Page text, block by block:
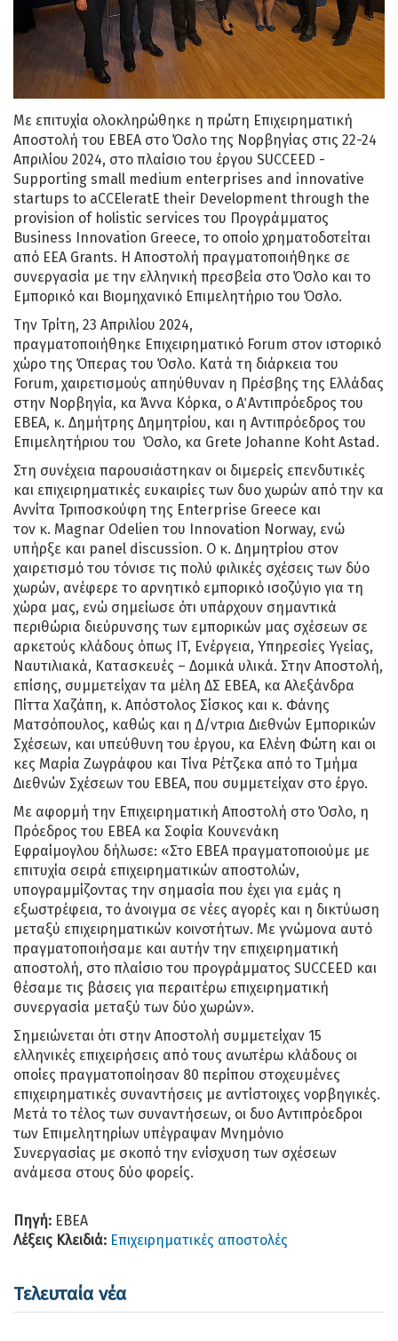
Με επιτυχία ολοκληρώθηκε η πρώτη Επιχειρηματική
Αποστολή του ΕΒΕΑ στο Όσλο της Νορβηγίας στις 22-24
Απριλίου 2024, στο πλαίσιο του έργου SUCCEED -
Supporting small medium enterprises and innovative
startups to aCCEleratE their Development through the
provision of holistic services του Προγράμματος
Business Innovation Greece, το οποίο χρηματοδοτείται
από EEA Grants. Η Αποστολή πραγματοποιήθηκε σε
συνεργασία με την ελληνική πρεσβεία στο Όσλο και το
Εμπορικό και Βιομηχανικό Επιμελητήριο του Όσλο.
Την Τρίτη, 23 Απριλίου 2024,
πραγματοποιήθηκε Επιχειρηματικό Forum στον ιστορικό
χώρο της Όπερας του Όσλο. Κατά τη διάρκεια του
Forum, χαιρετισμούς απηύθυναν η Πρέσβης της Ελλάδας
στην Νορβηγία, κα Άννα Κόρκα, ο Α΄ Αντιπρόεδρος του
ΕΒΕΑ, κ. Δημήτρης Δημητρίου, και η Αντιπρόεδρος του
Επιμελητήριου του Όσλο, κα Grete Johanne Koht Astad.
Στη συνέχεια παρουσιάστηκαν οι διμερείς επενδυτικές
και επιχειρηματικές ευκαιρίες των δυο χωρών από την κα
Αννίτα Τριποσκούφη της Enterprise Greece και
τον κ. Magnar Οdelien του Innovation Norway, ενώ
υπήρξε και panel discussion. Ο κ. Δημητρίου στον
χαιρετισμό του τόνισε τις πολύ φιλικές σχέσεις των δύο
χωρών, ανέφερε το αρνητικό εμπορικό ισοζύγιο για τη
χώρα μας, ενώ σημείωσε ότι υπάρχουν σημαντικά
περιθώρια διεύρυνσης των εμπορικών μας σχέσεων σε
αρκετούς κλάδους όπως IT, Ενέργεια, Υπηρεσίες Υγείας,
Ναυτιλιακά, Κατασκευές – Δομικά υλικά. Στην Αποστολή,
επίσης, συμμετείχαν τα μέλη ΔΣ ΕΒΕΑ, κα Αλεξάνδρα
Πίττα Χαζάπη, κ. Απόστολος Σίσκος και κ. Φάνης
Ματσόπουλος, καθώς και η Δ/ντρια Διεθνών Εμπορικών
Σχέσεων, και υπεύθυνη του έργου, κα Ελένη Φώτη και οι
κες Μαρία Ζωγράφου και Τίνα Ρέτζεκα από το Τμήμα
Διεθνών Σχέσεων του ΕΒΕΑ, που συμμετείχαν στο έργο.
Με αφορμή την Επιχειρηματική Αποστολή στο Όσλο, η
Πρόεδρος του ΕΒΕΑ κα Σοφία Κουνενάκη
Εφραίμογλου δήλωσε: «Στο ΕΒΕΑ πραγματοποιούμε με
επιτυχία σειρά επιχειρηματικών αποστολών,
υπογραμμίζοντας την σημασία που έχει για εμάς η
εξωστρέφεια, το άνοιγμα σε νέες αγορές και η δικτύωση
μεταξύ επιχειρηματικών κοινοτήτων. Με γνώμονα αυτό
πραγματοποιήσαμε και αυτήν την επιχειρηματική
αποστολή, στο πλαίσιο του προγράμματος SUCCEED και
θέσαμε τις βάσεις για περαιτέρω επιχειρηματική
συνεργασία μεταξύ των δύο χωρών».
Σημειώνεται ότι στην Αποστολή συμμετείχαν 15
ελληνικές επιχειρήσεις από τους ανωτέρω κλάδους οι
οποίες πραγματοποίησαν 80 περίπου στοχευμένες
επιχειρηματικές συναντήσεις με αντίστοιχες νορβηγικές.
Μετά το τέλος των συναντήσεων, οι δυο Αντιπρόεδροι
των Επιμελητηρίων υπέγραψαν Μνημόνιο
Συνεργασίας με σκοπό την ενίσχυση των σχέσεων
ανάμεσα στους δύο φορείς.
Πηγή: ΕΒΕΑ
Λέξεις Κλειδιά: Επιχειρηματικές αποστολές
Τελευταία νέα